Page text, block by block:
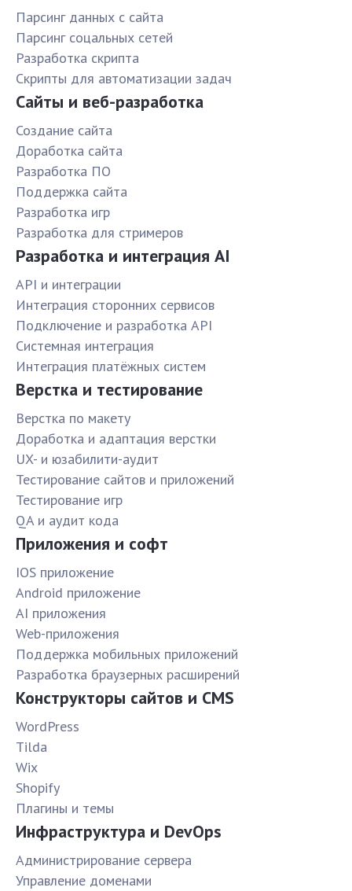
Парсинг данных с сайта
Парсинг соцальных сетей
Разработка скрипта
Скрипты для автоматизации задач
Сайты и веб-разработка
Создание сайта
Доработка сайта
Разработка ПО
Поддержка сайта
Разработка игр
Разработка для стримеров
Разработка и интеграция AI
API и интеграции
Интеграция сторонних сервисов
Подключение и разработка API
Системная интеграция
Интеграция платёжных систем
Верстка и тестирование
Верстка по макету
Доработка и адаптация верстки
UX- и юзабилити-аудит
Тестирование сайтов и приложений
Тестирование игр
QA и аудит кода
Приложения и софт
IOS приложение
Android приложение
AI приложения
Web-приложения
Поддержка мобильных приложений
Разработка браузерных расширений
Конструкторы сайтов и CMS
WordPress
Tilda
Wix
Shopify
Плагины и темы
Инфраструктура и DevOps
Администрирование сервера
Управление доменами